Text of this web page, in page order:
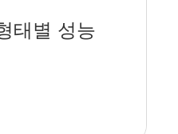
태별 성능